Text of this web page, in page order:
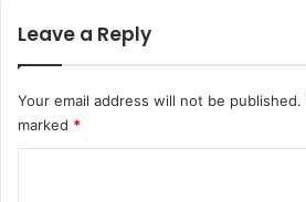
Leave a Reply
Your email address will not be published.
marked *